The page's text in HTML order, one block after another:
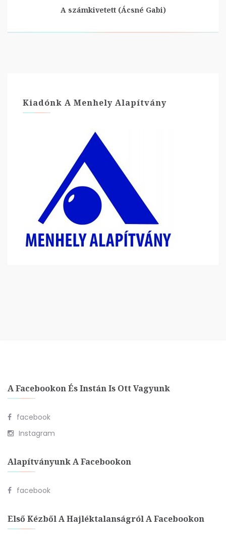
A számkivetett (Ácsné Gabi)
Kiadónk A Menhely Alapítvány
A Facebookon És Instán Is Ott Vagyunk
facebook
Instagram
Alapítványunk A Facebookon
facebook
Első Kézből A Hajléktalanságról A Facebookon